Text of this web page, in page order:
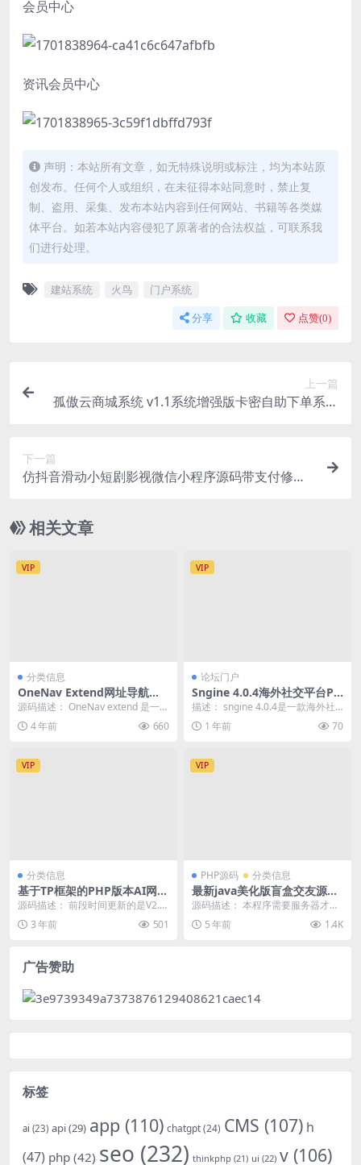
会员中心
资讯会员中心
声明：本站所有文章，如无特殊说明或标注，均为本站原
创发布。任何个人或组织，在未征得本站同意时，禁止复
制、盗用、采集、发布本站内容到任何网站、书籍等各类媒
体平台。如若本站内容侵犯了原著者的合法权益，可联系我
们进行处理。
建站系统 火鸟 门户系统
分享 收藏 点赞(0)
上一篇
孤傲云商城系统 v1.1系统增强版卡密自助下单系统
下一篇
仿抖音滑动小短剧影视微信小程序源码带支付修复
相关文章
VIP
分类信息
OneNav Extend网址导航书
签系统源码魔改版
源码描述： OneNav extend 是一款
开源免费的书签（导航）管理程
序，使...
4 年前 660
VIP
论坛门户
Sngine 4.0.4海外社交平台PH
P源码 – 多语言支持短视频和
博客订阅
描述： sngine 4.0.4是一款海外社
交平台的PHP源码，包括多语言支
持、...1 年前 70
VIP
分类信息
基于TP框架的PHP版本AI网址
导航源码V6.0
源码描述： 前段时间更新的是V2.0
版本，现在是V6.0 使用Thinkphp
6... 3 年前 501
VIP
PHP源码 分类信息
最新java美化版盲盒交友源码
3.2无授权/自定义支付接口/优
化全站ui显示/搭建视频教程
源码描述： 本程序需要服务器才能
搭建，普通主机无法搭建 0.自定义
支付接口 1....
5 年前 1.4K
广告赞助
标签
ai (23) api(29) app (110) chatgpt(24) CMS (107) h
(47) php (42) seo (232) thinkphp (21) ui (22) v (106)